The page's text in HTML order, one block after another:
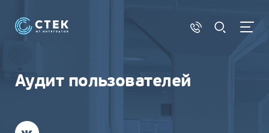
Аудит пользователей